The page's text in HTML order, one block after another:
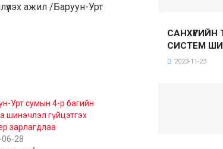
ажил /Баруун-Урт
Урт сумын 4-р багийн
шинэчлэл гүйцэтгэх
зарлагдлаа
28
СИСТЕМ
2023-11-23